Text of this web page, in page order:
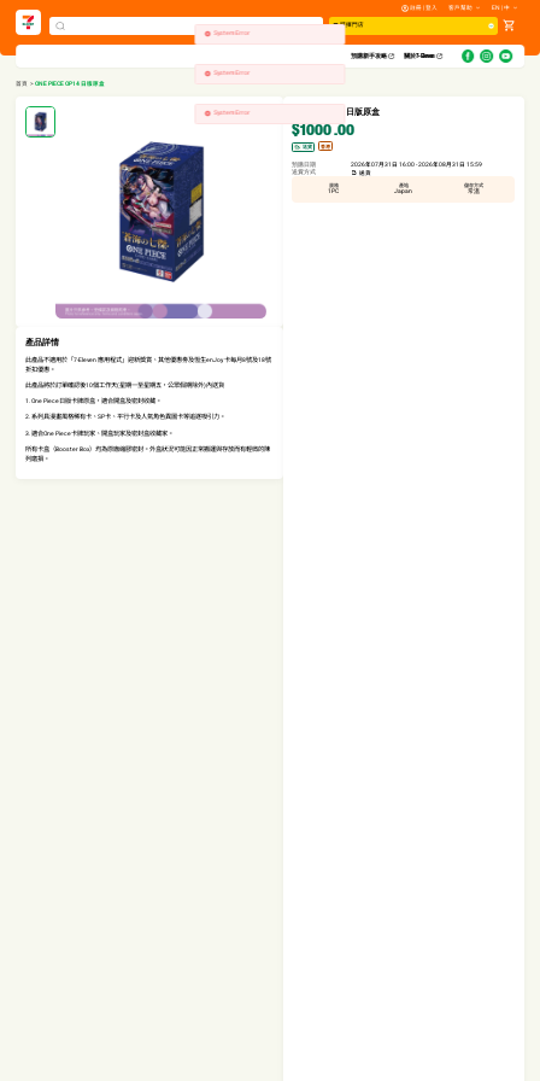
註冊 | 登入 客戶幫助 EN | 中
選擇門店
預購新手攻略​ 關於7-Eleven
首頁 >ONE PIECE OP14 日版原盒
產品詳情
此產品不適用於「7-Eleven 應用程式」迎新獎賞、其他優惠劵及恆生enJoy 卡每月8號及18號
折扣優惠。
此產品將於訂單確認後10個工作天(星期一至星期五，公眾假期除外)內送貨
1. One Piece日版卡牌原盒，適合開盒及密封收藏。
2. 系列具漫畫風格稀有卡、SP卡、平行卡及人氣角色異圖卡等追逐吸引力。
3. 適合One Piece卡牌玩家、開盒玩家及密封盒收藏家。
所有卡盒（Booster Box）均為原廠縮膠密封。外盒狀況可能因正常搬運與存放而有輕微的陳
列磨損。
ONE PIECE OP14 日版原盒
$1000.00
送貨 香港
預購日期
2026年07月31日 16:00 - 2026年08月31日 15:59
送貨方式
送貨
規格
1PC
產地
Japan
儲存方式
常溫
System Error